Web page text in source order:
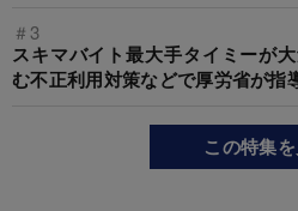
＃3
スキマバイト最大手タイミーが
む不正利用対策などで厚労省が指
この特集